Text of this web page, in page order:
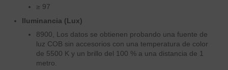
≥ 97
Iluminancia (Lux)
8900, Los datos se obtienen probando una fuente de
luz COB sin accesorios con una temperatura de color
de 5500 K y un brillo del 100 % a una distancia de 1
metro.